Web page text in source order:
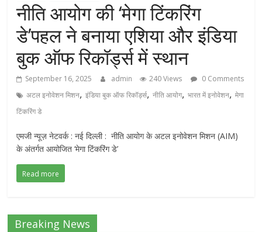
नीति आयोग की ‘मेगा टिंकरिंग
डे’पहल ने बनाया एशिया और इंडिया
बुक ऑफ रिकॉर्ड्स में स्थान
September 16, 2025 admin 240 Views
0 Comments
अटल इनोवेशन मिशन,इंडिया बुक ऑफ रिकॉर्ड्स,नीति आयोग,भारत में इनोवेशन,मेगा
टिंकरिंग डे
एमजी न्यूज़ नेटवर्क : नई दिल्ली : नीति आयोग के अटल इनोवेशन मिशन (AIM)
के अंतर्गत आयोजित ‘मेगा टिंकरिंग डे’
Read more
Breaking News